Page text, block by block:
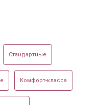
Стандартные
Комфорт-класса